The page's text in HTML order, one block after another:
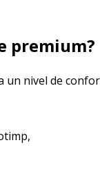
premium?
un nivel de